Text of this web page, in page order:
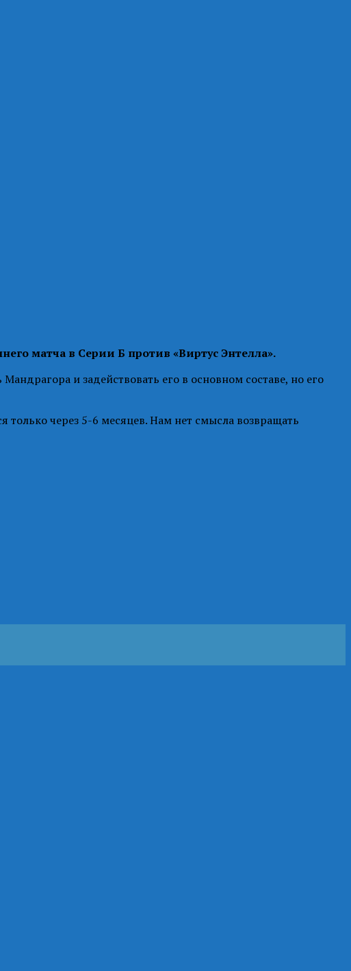
матча в Серии Б против «Виртус Энтелла».
и задействовать его в основном составе, но его
через 5-6 месяцев. Нам нет смысла возвращать